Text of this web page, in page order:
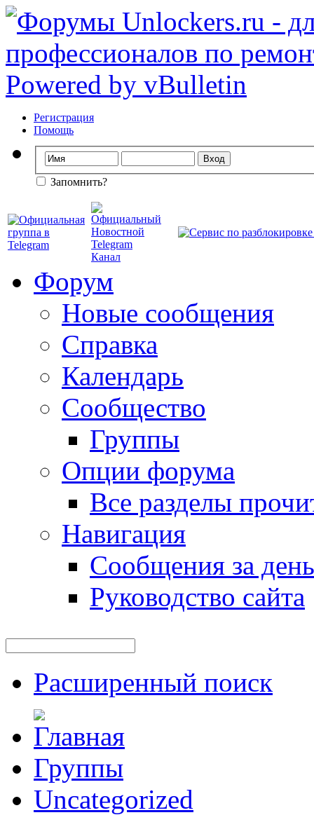
Регистрация
Помощь
Запомнить?
Форум
Новые сообщения
Справка
Календарь
Сообщество
Группы
Опции форума
Все разделы
Навигация
Сообщения за день
Руководство сайта
Расширенный поиск
Группы
Uncategorized